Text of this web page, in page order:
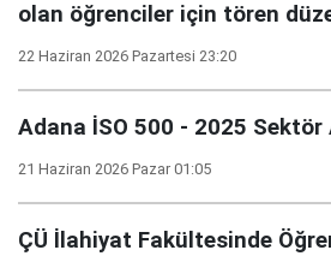
olan öğrenciler için tören
22 Haziran 2026 Pazartesi 23:20
Adana İSO 500 - 2025 Sektör
21 Haziran 2026 Pazar 01:05
ÇÜ İlahiyat Fakültesinde